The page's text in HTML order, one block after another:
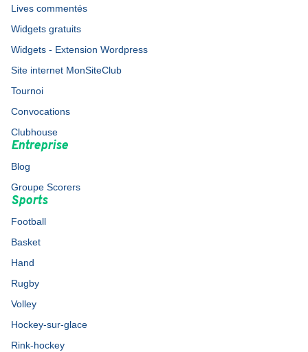
Lives commentés
Widgets gratuits
Widgets - Extension Wordpress
Site internet MonSiteClub
Tournoi
Convocations
Clubhouse
Entreprise
Blog
Groupe Scorers
Sports
Football
Basket
Hand
Rugby
Volley
Hockey-sur-glace
Rink-hockey